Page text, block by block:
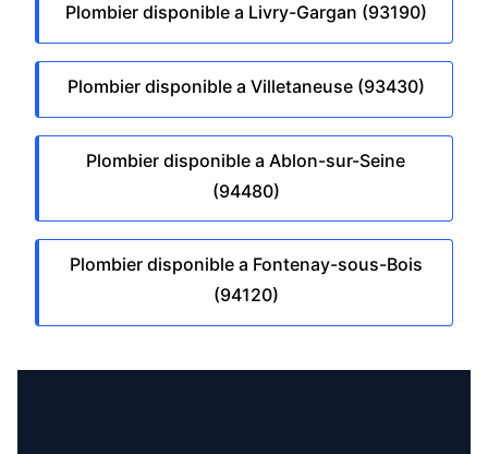
Plombier disponible a Livry-Gargan (93190)
Plombier disponible a Villetaneuse (93430)
Plombier disponible a Ablon-sur-Seine
(94480)
Plombier disponible a Fontenay-sous-Bois
(94120)